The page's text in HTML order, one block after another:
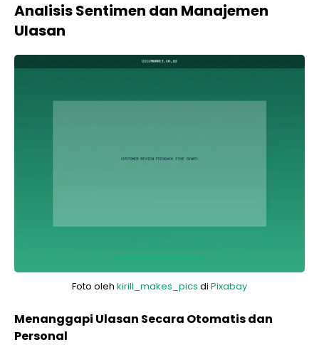
Analisis Sentimen dan Manajemen
Ulasan
Foto oleh kirill_makes_pics di Pixabay
Menanggapi Ulasan Secara Otomatis dan
Personal